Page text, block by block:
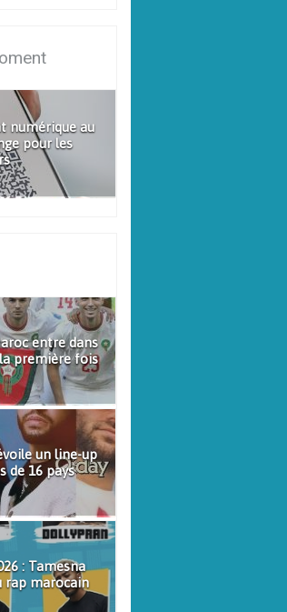
numérique au
pour les
entre dans
première fois
un line-up
de 16 pays
: Tamesna
rap marocain